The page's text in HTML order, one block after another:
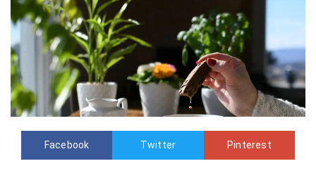
Facebook Twitter Pinterest